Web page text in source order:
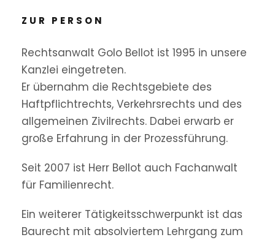
ZUR PERSON
Rechtsanwalt Golo Bellot ist 1995 in unsere
Kanzlei eingetreten.
Er übernahm die Rechtsgebiete des
Haftpflichtrechts, Verkehrsrechts und des
allgemeinen Zivilrechts. Dabei erwarb er
große Erfahrung in der Prozessführung.
Seit 2007 ist Herr Bellot auch Fachanwalt
für Familienrecht.
Ein weiterer Tätigkeitsschwerpunkt ist das
Baurecht mit absolviertem Lehrgang zum